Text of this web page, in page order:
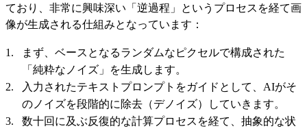
ており、非常に興味深い「逆過程」というプロセスを経て画
像が生成される仕組みとなっています：
まず、ベースとなるランダムなピクセルで構成された
「純粋なノイズ」を生成します。
入力されたテキストプロンプトをガイドとして、AIがそ
のノイズを段階的に除去（デノイズ）していきます。
数十回に及ぶ反復的な計算プロセスを経て、抽象的な状